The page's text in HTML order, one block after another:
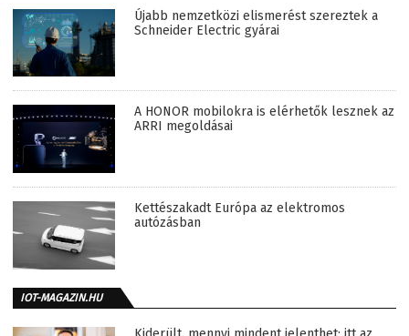
Újabb nemzetközi elismerést szereztek a
Schneider Electric gyárai
A HONOR mobilokra is elérhetők lesznek az
ARRI megoldásai
Kettészakadt Európa az elektromos
autózásban
IOT-MAGAZIN.HU